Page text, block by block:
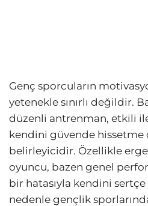
Genç sporcuların
yetenekle sınırlı değildir.
düzenli antrenman, etkili
kendini güvende hissetme
belirleyicidir. Özellikle
oyuncu, bazen genel
bir hatasıyla kendini
nedenle gençlik